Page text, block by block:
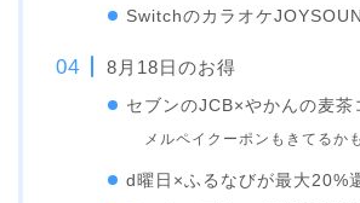
Switchのカラオケ
8月18日のお得
セブンのJCB×やかんの麦茶
メルペイクーポンもきてるかも
d曜日×ふるなびが最大20%